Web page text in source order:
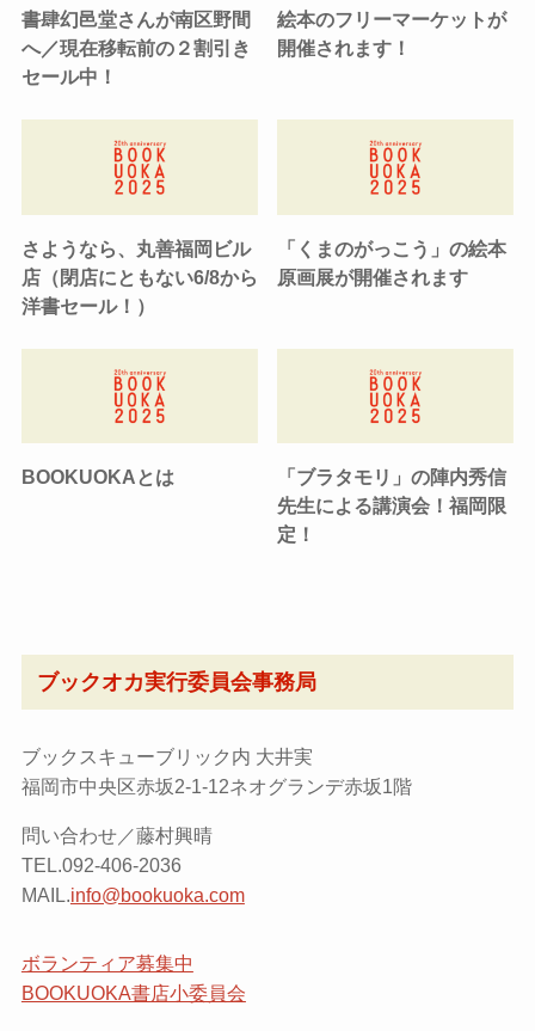
書肆幻邑堂さんが南区野間
へ／現在移転前の２割引き
セール中！
絵本のフリーマーケットが
開催されます！
さようなら、丸善福岡ビル
店（閉店にともない6/8から
洋書セール！）
「くまのがっこう」の絵本
原画展が開催されます
BOOKUOKAとは
「ブラタモリ」の陣内秀信
先生による講演会！福岡限
定！
ブックオカ実行委員会事務局
ブックスキューブリック内 大井実
福岡市中央区赤坂2-1-12ネオグランデ赤坂1階
問い合わせ／藤村興晴
TEL.092-406-2036
MAIL.info@bookuoka.com
ボランティア募集中
BOOKUOKA書店小委員会